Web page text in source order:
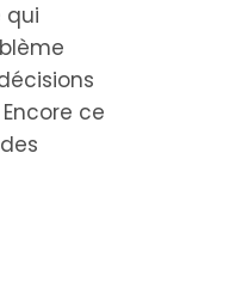
qui
ce